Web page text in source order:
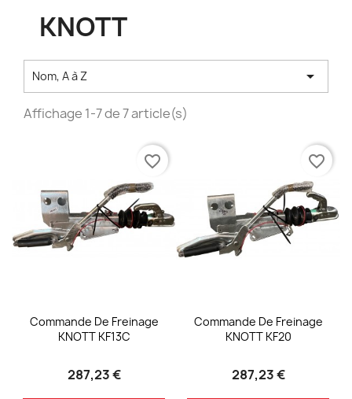
KNOTT
Nom, A à Z 
Affichage 1-7 de 7 article(s)
Commande De Freinage
KNOTT KF13C
287,23 €
favorite_border
Commande De Freinage
KNOTT KF20
287,23 €
favorite_border